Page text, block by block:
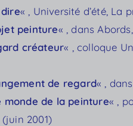
« , Université d’été, La
peinture« , dans
créateur« , colloque
de regard« ,
monde de la peinture« ,
2001)